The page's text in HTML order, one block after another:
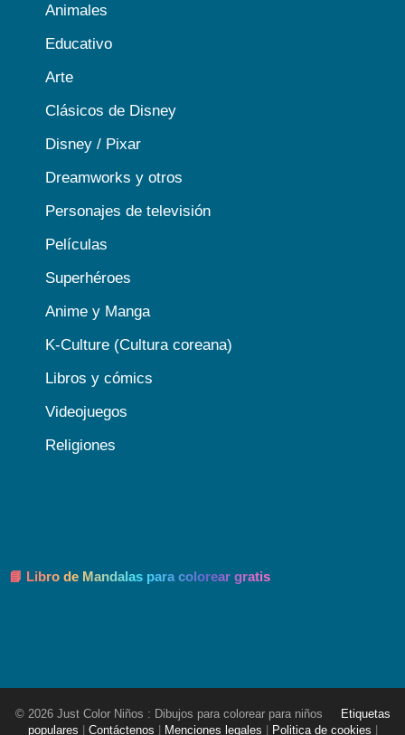
Animales
Educativo
Arte
Clásicos de Disney
Disney / Pixar
Dreamworks y otros
Personajes de televisión
Películas
Superhéroes
Anime y Manga
K-Culture (Cultura coreana)
Libros y cómics
Videojuegos
Religiones
📘 Libro de Mandalas para colorear gratis
© 2026 Just Color Niños : Dibujos para colorear para niños
Etiquetas
populares
Contáctenos Menciones legales Politica de cookies